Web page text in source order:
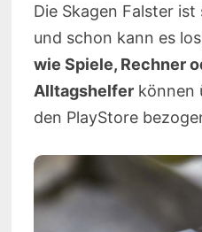
Die Skagen Falster
und schon kann es
wie Spiele, Rechner
Alltagshelferkönnen
den PlayStore